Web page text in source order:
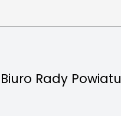
Biuro Rady Powiatu